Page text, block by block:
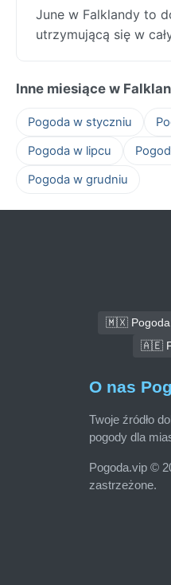
June w Falklandy to
utrzymującą się w
Inne miesiące w
Pogoda w styczniu
Pogoda w lipcu
Pogoda w grudniu
🇲🇽 Pogoda
🇦🇪
O nas
Twoje źródło
pogody dla
Pogoda.vip ©
zastrzeżone.